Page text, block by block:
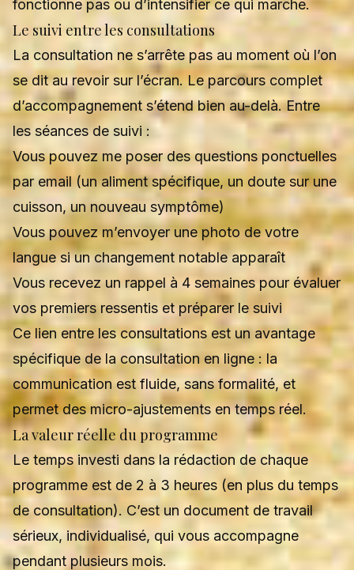
fonctionne pas ou d’intensifier ce qui marche.
Le suivi entre les consultations
La consultation ne s’arrête pas au moment où l’on
se dit au revoir sur l’écran. Le parcours complet
d’accompagnement s’étend bien au-delà. Entre
les séances de suivi :
Vous pouvez me poser des questions ponctuelles
par email (un aliment spécifique, un doute sur une
cuisson, un nouveau symptôme)
Vous pouvez m’envoyer une photo de votre
langue si un changement notable apparaît
Vous recevez un rappel à 4 semaines pour évaluer
vos premiers ressentis et préparer le suivi
Ce lien entre les consultations est un avantage
spécifique de laconsultation en ligne : la
communication est fluide, sans formalité, et
permet des micro-ajustements en temps réel.
La valeur réelle du programme
Le temps investi dans la rédaction de chaque
programme est de 2 à 3 heures (en plus du temps
de consultation). C’est un document de travail
sérieux, individualisé, qui vous accompagne
pendant plusieurs mois.